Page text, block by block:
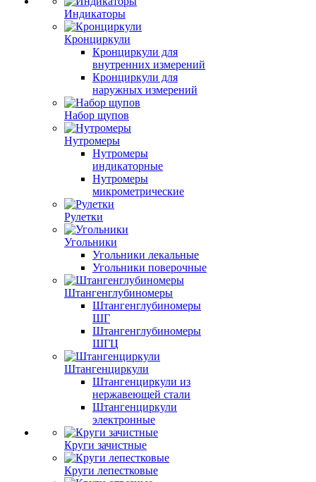
Индикаторы
Кронциркули
Кронциркули для
внутренних измерений
Кронциркули для
наружных измерений
Набор щупов
Нутромеры
Нутромеры
индикаторные
Нутромеры
микрометрические
Рулетки
Угольники
Угольники лекальные
Угольники поверочные
Штангенглубиномеры
Штангенглубиномеры
ШГ
Штангенглубиномеры
ШГЦ
Штангенциркули
Штангенциркули из
нержавеющей стали
Штангенциркули
электронные
Круги зачистные
Круги лепестковые